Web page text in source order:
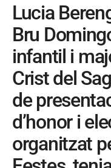
Lucia
Bru
infantil i
Crist del
de
d’honor i
organitzat